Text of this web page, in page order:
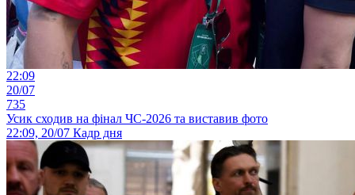
22:09
20/07
735
Усик сходив на фінал ЧС-2026 та виставив фото
22:09, 20/07 Кадр дня